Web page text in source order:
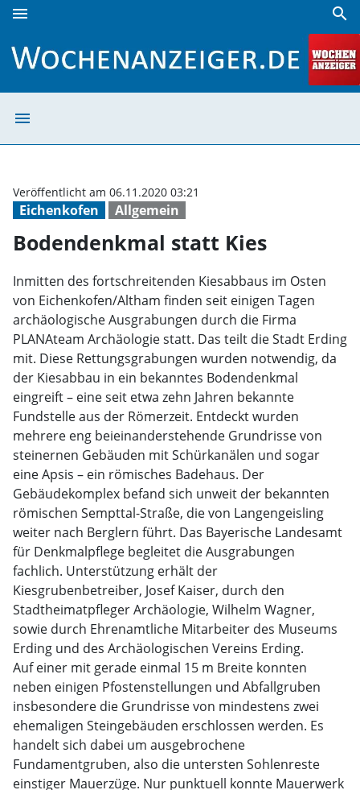
menu search
menu
Eichenkofen Allgemein
Veröffentlicht am 06.11.2020 03:21
Bodendenkmal statt Kies
Inmitten des fortschreitenden Kiesabbaus im Osten
von Eichenkofen/Altham finden seit einigen Tagen
archäologische Ausgrabungen durch die Firma
PLANAteam Archäologie statt. Das teilt die Stadt Erding
mit. Diese Rettungsgrabungen wurden notwendig, da
der Kiesabbau in ein bekanntes Bodendenkmal
eingreift – eine seit etwa zehn Jahren bekannte
Fundstelle aus der Römerzeit. Entdeckt wurden
mehrere eng beieinanderstehende Grundrisse von
steinernen Gebäuden mit Schürkanälen und sogar
eine Apsis – ein römisches Badehaus. Der
Gebäudekomplex befand sich unweit der bekannten
römischen Sempttal-Straße, die von Langengeisling
weiter nach Berglern führt. Das Bayerische Landesamt
für Denkmalpflege begleitet die Ausgrabungen
fachlich. Unterstützung erhält der
Kiesgrubenbetreiber, Josef Kaiser, durch den
Stadtheimatpfleger Archäologie, Wilhelm Wagner,
sowie durch Ehrenamtliche Mitarbeiter des Museums
Erding und des Archäologischen Vereins Erding.
Auf einer mit gerade einmal 15 m Breite konnten
neben einigen Pfostenstellungen und Abfallgruben
insbesondere die Grundrisse von mindestens zwei
ehemaligen Steingebäuden erschlossen werden. Es
handelt sich dabei um ausgebrochene
Fundamentgruben, also die untersten Sohlenreste
einstiger Mauerzüge. Nur punktuell konnte Mauerwerk